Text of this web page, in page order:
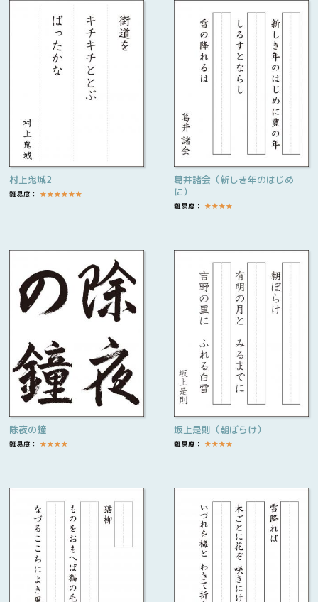
村上鬼城2
難易度： ★★★★★★
葛井諸会（新しき年のはじめ
に）
難易度： ★★★★
除夜の鐘
難易度： ★★★★
坂上是則（朝ぼらけ）
難易度： ★★★★